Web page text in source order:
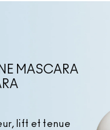
MASCARA
lift et tenue